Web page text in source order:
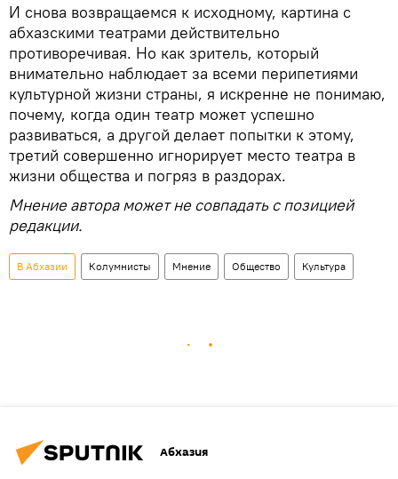
И снова возвращаемся к исходному, картина с
абхазскими театрами действительно
противоречивая. Но как зритель, который
внимательно наблюдает за всеми перипетиями
культурной жизни страны, я искренне не понимаю,
почему, когда один театр может успешно
развиваться, а другой делает попытки к этому,
третий совершенно игнорирует место театра в
жизни общества и погряз в раздорах.
Мнение автора может не совпадать с позицией
редакции.
В Абхазии Колумнисты Мнение Общество Культура
Абхазия